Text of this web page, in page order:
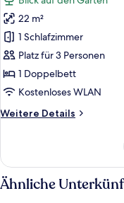
für
Doppelzimmer,
Gartenblick
anzeigen
22 m²
1 Schlafzimmer
Platz für 3 Personen
1 Doppelbett
Kostenloses WLAN
Weitere Details
Weitere
Gartenblick
Ähnliche